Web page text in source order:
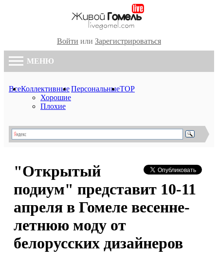
Войти или Зарегистрироваться
МЕНЮ
ВсеКоллективные
Хорошие
Плохие
ПерсональныеTOP
"Открытый
подиум" представит 10-11
апреля в Гомеле весенне-
летнюю моду от
белорусских дизайнеров